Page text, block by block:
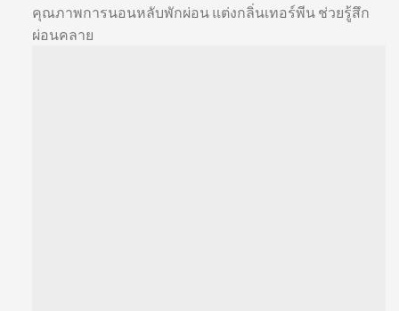
คุณภาพการนอนหลับพักผ่อน แต่งกลิ่นเทอร์พีน ช่วยรู้สึก
ผ่อนคลาย